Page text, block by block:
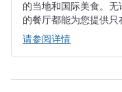
的当地和国际美食。
的餐厅都能为您提供
请参阅详情